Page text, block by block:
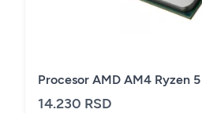
14.230 RSD